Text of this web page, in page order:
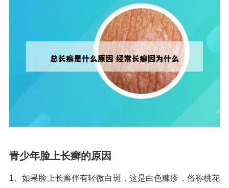
青少年脸上长癣的原因
1、如果脸上长癣伴有轻微白斑，这是白色糠疹，俗称桃花